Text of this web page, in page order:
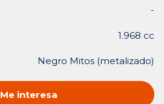
-
1.968 cc
Negro Mitos (metalizado)
Me interesa